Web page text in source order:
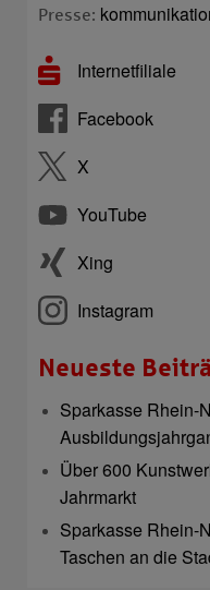
Presse:
Internetfiliale
Facebook
X
YouTube
Xing
Instagram
Neueste
Sparkasse Rhein-
Über 600
Jahrmarkt
Sparkasse Rhein-
Taschen an die